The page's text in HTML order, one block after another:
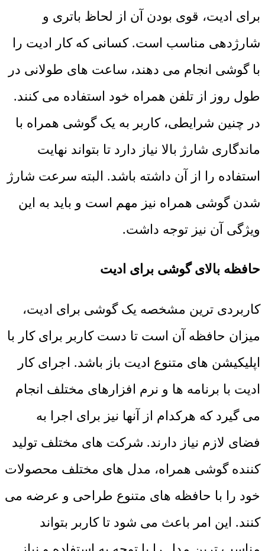
برای ادیت، قوی بودن آن از لحاظ باتری و
شارژدهی مناسب است. کسانی که کار ادیت را
با گوشی انجام می دهند، ساعت های طولانی در
طول روز از تلفن همراه خود استفاده می کنند.
در چنین شرایطی، کاربر به یک گوشی همراه با
ماندگاری شارژ بالا نیاز دارد تا بتواند نهایت
استفاده را از آن داشته باشد. البته سرعت شارژ
شدن گوشی همراه نیز مهم است و باید به این
ویژگی آن نیز توجه داشت.
حافظه بالای گوشی برای ادیت
کاربردی ترین مشخصه یک گوشی برای ادیت،
میزان حافظه آن است تا دست کاربر برای کار با
اپلیکیشن های متنوع ادیت باز باشد. اجرای کار
ادیت با برنامه ها و نرم افزارهای مختلف انجام
می گیرد که هرکدام از آنها نیز برای اجرا به
فضای لازم نیاز دارند. شرکت های مختلف تولید
کننده گوشی همراه، مدل های مختلف محصولات
خود را با حافظه های متنوع طراحی و عرضه می
کنند. این امر باعث می شود تا کاربر بتواند